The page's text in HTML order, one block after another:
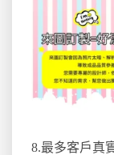
8.最多客戶真